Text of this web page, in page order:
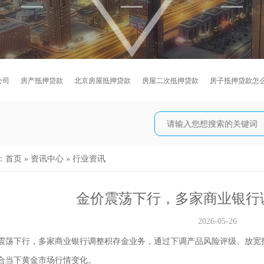
房产抵押贷款 北京房屋抵押贷款 房屋二次抵押贷款 房子抵押贷款怎
首页 » 资讯中心 » 行业资讯
金价震荡下行，多家商业银
2026-05-26
荡下行，多家商业银行调整积存金业务，通过下调产品风险评级、放
当下黄金市场行情变化。